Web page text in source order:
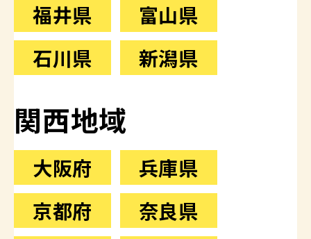
福井県
富山県
石川県
新潟県
関西地域
大阪府
兵庫県
京都府
奈良県